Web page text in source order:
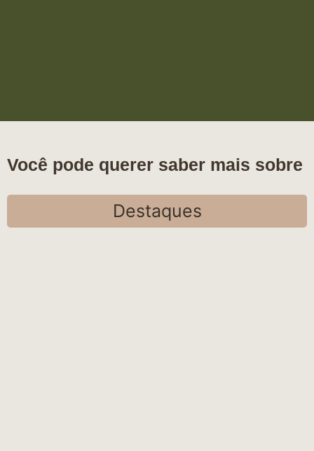
Você pode querer saber mais sobre
Destaques